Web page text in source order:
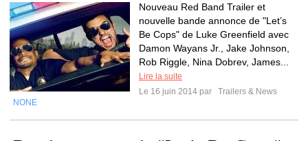
Nouveau Red Band Trailer et
nouvelle bande annonce de "Let’s
Be Cops" de Luke Greenfield avec
Damon Wayans Jr., Jake Johnson,
Rob Riggle, Nina Dobrev, James...
Lire la suite
Le 16 juin 2014 par
Trailers & News
NONE